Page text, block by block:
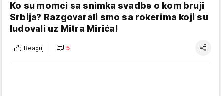
Ko su momci sa snimka svadbe o kom bruji
Srbija? Razgovarali smo sa rokerima koji su
ludovali uz Mitra Mirića!
Reaguj 5